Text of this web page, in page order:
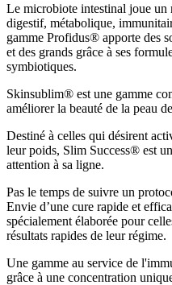
Le microbiote intestinal joue un
digestif, métabolique,
gamme Profidus® apporte des
et des grands grâce à ses
symbiotiques.
Skinsublim® est une gamme
améliorer la beauté de la peau
Destiné à celles qui désirent
leur poids, Slim Success® est
attention à sa ligne.
Pas le temps de suivre un
Envie d’une cure rapide et
spécialement élaborée pour
résultats rapides de leur régime.
Une gamme au service de
grâce à une concentration